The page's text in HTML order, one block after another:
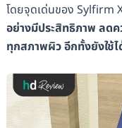
โดยจุดเด่นของ Sylfirm
อย่างมีประสิทธิภาพ ลดค
ทุกสภาพผิว อีกทั้งยังใช้